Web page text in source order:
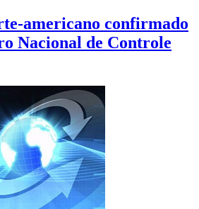
americano confirmado
Nacional de Controle